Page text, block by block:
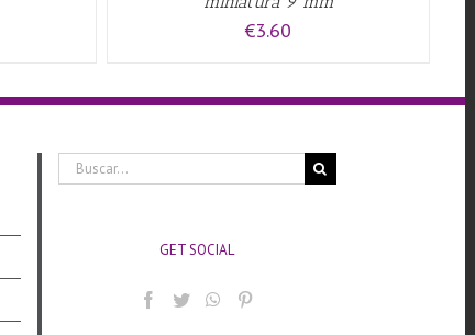
€3.60
Buscar:
GET SOCIAL